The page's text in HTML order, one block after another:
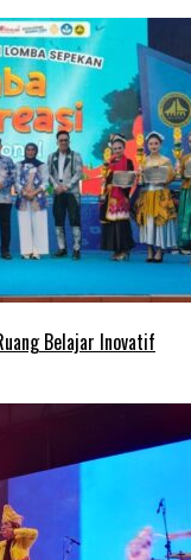
Belajar Inovatif